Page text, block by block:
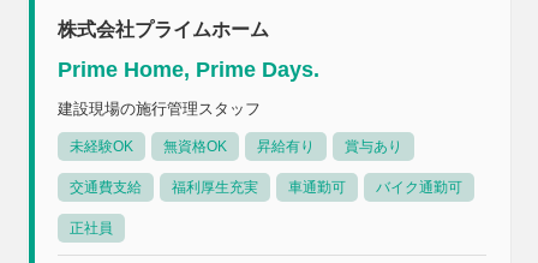
株式会社プライムホーム
Prime Home, Prime Days.
建設現場の施行管理スタッフ
未経験OK 無資格OK 昇給有り 賞与あり
交通費支給 福利厚生充実 車通勤可 バイク通勤可
正社員